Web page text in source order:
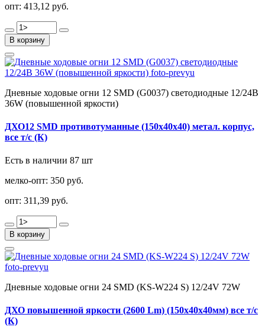
опт: 413,12 руб.
В корзину
Дневные ходовые огни 12 SMD (G0037) светодиодные 12/24В
36W (повышенной яркости)
ДХО12 SMD противотуманные (150х40х40) метал. корпус,
все т/с (К)
Есть в наличии 87 шт
мелко-опт: 350 руб.
опт: 311,39 руб.
В корзину
Дневные ходовые огни 24 SMD (KS-W224 S) 12/24V 72W
ДХО повышенной яркости (2600 Lm) (150х40х40мм) все т/с
(К)